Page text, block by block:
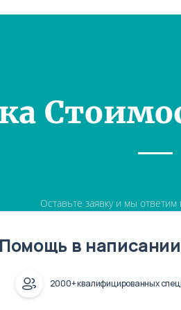
Оставьте заявку и мы
в
2000+ квалифицированных